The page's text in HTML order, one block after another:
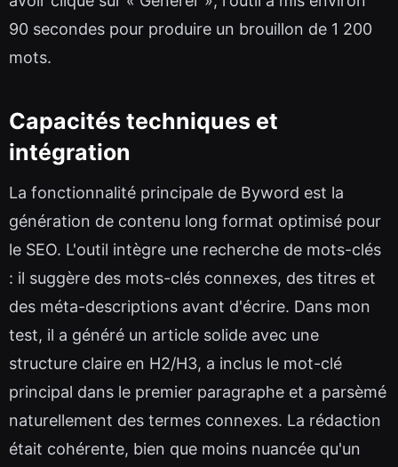
90 secondes pour produire un brouillon de 1 200
mots.
Capacités techniques et
intégration
La fonctionnalité principale de Byword est la
génération de contenu long format optimisé pour
le SEO. L'outil intègre une recherche de mots-clés
: il suggère des mots-clés connexes, des titres et
des méta-descriptions avant d'écrire. Dans mon
test, il a généré un article solide avec une
structure claire en H2/H3, a inclus le mot-clé
principal dans le premier paragraphe et a parsèmé
naturellement des termes connexes. La rédaction
était cohérente, bien que moins nuancée qu'un